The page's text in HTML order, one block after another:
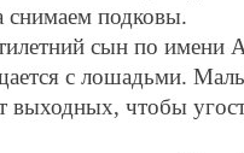
снимаем подковы.
сын по имени
с лошадьми.
выходных, чтобы